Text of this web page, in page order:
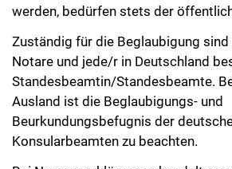
werden, bedürfen stets der
Zuständig für die Beglaubigung
Notare und jede/r in Deutschland
Standesbeamtin/Standesbeamte.
Ausland ist die Beglaubigungs- und
Beurkundungsbefugnis der
Konsularbeamten zu beachten.